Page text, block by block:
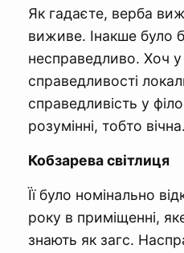
Як гадаєте, верба
виживе. Інакше було б
несправедливо. Хоч у
справедливості
справедливість у
розумінні, тобто
Кобзарева світлиця
Її було номінально
року в приміщенні,
знають як загс.